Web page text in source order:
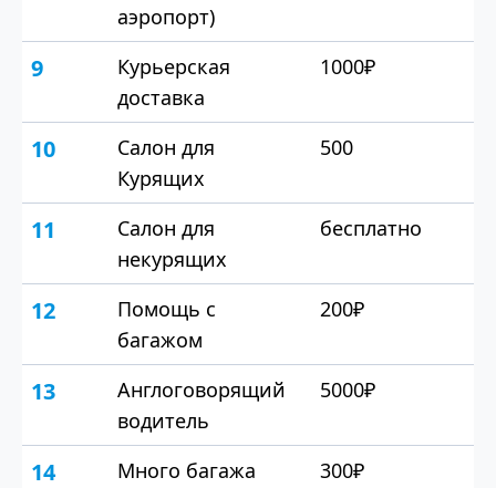
аэропорт)
9
Курьерская
доставка
1000₽
10
Салон для
Курящих
500
11
Салон для
некурящих
бесплатно
12
Помощь с
багажом
200₽
13
Англоговорящий
водитель
5000₽
14 Много багажа 300₽